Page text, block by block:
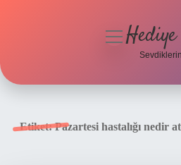
menüyü
Etiket:Pazartesi hastalığı nedir at